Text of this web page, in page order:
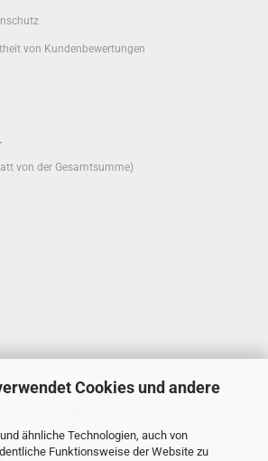
Cookies und andere
ähnliche Technologien, auch von
Funktionsweise der Website zu
von Kundenbewertungen
von der Gesamtsumme)
Produkten?